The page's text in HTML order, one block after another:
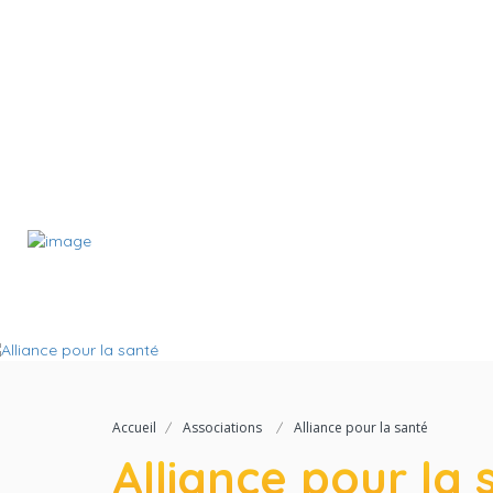
Accueil Associations Alliance pour la santé
Alliance pour la